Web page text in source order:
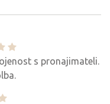
s pronajimateli.